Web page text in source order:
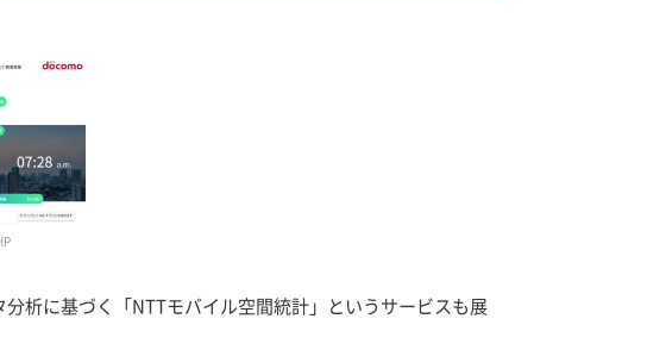
析に基づく「NTTモバイル空間統計」というサービスも展